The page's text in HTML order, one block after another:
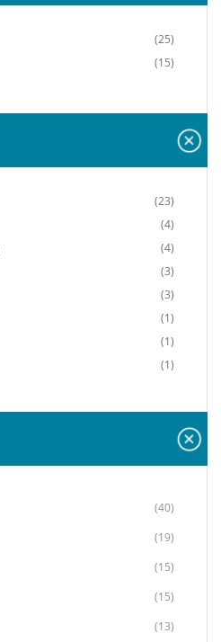
(25)
(15)
(23)
(4)
(4)
(3)
(3)
(1)
(1)
(1)
(40)
(19)
(15)
(15)
(13)